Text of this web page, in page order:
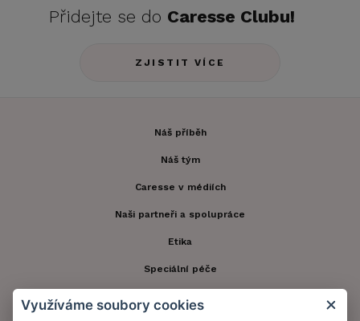
Přidejte se do Caresse Clubu!
ZJISTIT VÍCE
Náš příběh
Náš tým
Caresse v médiích
Naši partneři a spolupráce
Etika
Speciální péče
Využíváme soubory cookies